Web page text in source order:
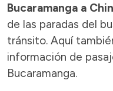
Bucaramanga a
de las paradas del
tránsito. Aquí
información de
Bucaramanga.